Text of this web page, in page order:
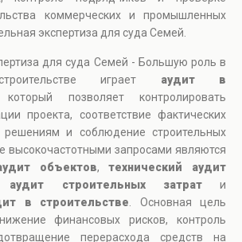
коммерческих и промышленных
экспертиза для суда Семей.
для суда Семей - Большую роль в
играет аудит в
позволяет контролировать
проекта, соответствие фактических
и соблюдение строительных
высокочастотными запросами являются
объектов,технический аудит
аудит строительных затрати
в строительстве . Основная цель
финансовых рисков, контроль
перерасхода средств на